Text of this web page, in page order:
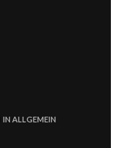
IN ALLGEMEIN